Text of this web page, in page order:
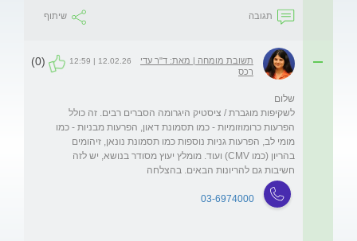
תגובה שיתוף
תשובת מומחה | מאת: ד"ר עדי
רכס
12.02.26 | 12:59
(0)
לשקיפות מוגברת / ציסטיק היגרומה הסברים רבים. זה כולל
הפרעות כרומוזומיות - כמו תסמונת דאון, הפרעות מבניות - כמו
מומי לב, הפרעות גניות נוספות כמו תסמונת נונאן, זיהומים
בהריון (כמו CMV) ועוד. מומלץ יעוץ מסודר בנושא, יש לזה
חשיבות גם להריונות הבאים. בהצלחה
03-6974000